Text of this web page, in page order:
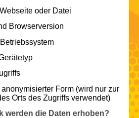
oder Datei
Browserversion
anonymisierter Form (wird nur zur
Orts des Zugriffs verwendet)
werden die Daten erhoben?